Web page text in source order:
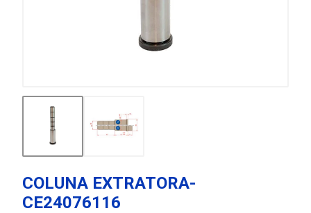
COLUNA EXTRATORA-
CE24076116